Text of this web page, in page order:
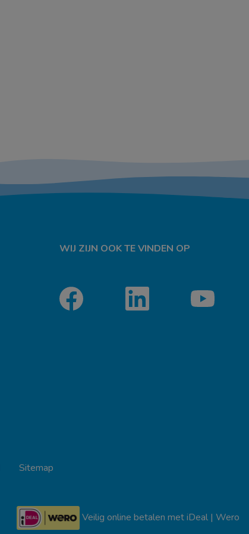
WIJ ZIJN OOK TE VINDEN OP
Sitemap
Veilig online betalen met iDeal | Wero